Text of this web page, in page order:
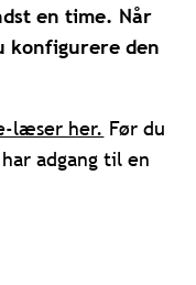
en time. Når
konfigurere den
læser her. Før du
adgang til en